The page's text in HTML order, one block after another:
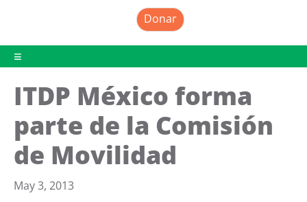
Donar
ITDP México forma
parte de la Comisión
de Movilidad
May 3, 2013